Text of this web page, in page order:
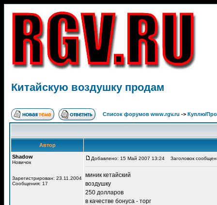
Китайскую воздушку продам
Список форумов www.rgv.ru -> Куплю/
Автор
Shadow
Новичок
Зарегистрирован: 23.11.2004
Сообщения: 17
Добавлено: 15 Май 2007 13:24 Заголовок
миник кетайский
воздушку
250 долларов
в качестве бонуса - торг